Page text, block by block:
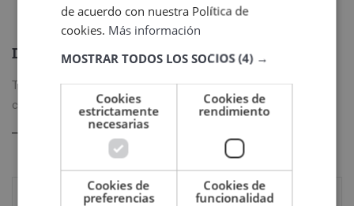
DEJA UNA RESPUESTA
Tu dirección de correo electrónico no será publicada. Los
campos obligatorios están marcados con*
de acuerdo con nuestra Política de
cookies. Más información
MOSTRAR TODOS LOS SOCIOS(4) →
Cookies
estrictamente
necesarias
Cookies de
rendimiento
Cookies de
preferencias
Cookies de
funcionalidad